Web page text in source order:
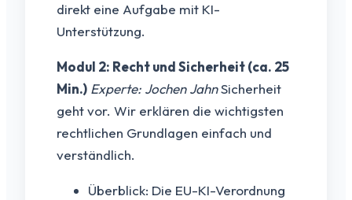
direkt eine Aufgabe mit KI-
Unterstützung.
Modul 2: Recht und Sicherheit (ca. 25
Min.) Experte: Jochen JahnSicherheit
geht vor. Wir erklären die wichtigsten
rechtlichen Grundlagen einfach und
verständlich.
Überblick: Die EU-KI-Verordnung